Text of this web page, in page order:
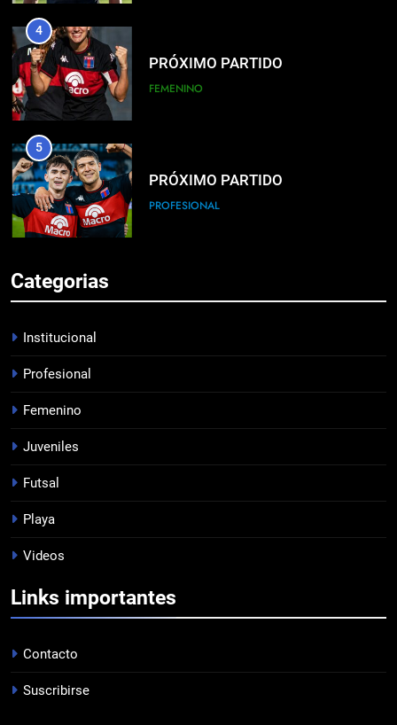
4
PRÓXIMO PARTIDO
FEMENINO
5
PRÓXIMO PARTIDO
PROFESIONAL
HACÉ EL CANJE
7
8
1
PROFESIONAL
Categorias
Institucional
Profesional
Femenino
Juveniles
Futsal
Playa
Videos
Links importantes
Contacto
Suscribirse